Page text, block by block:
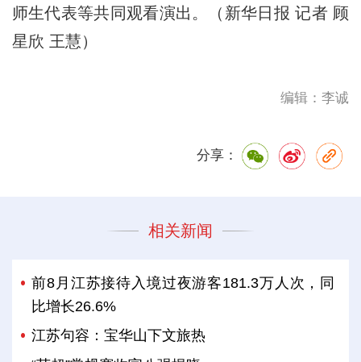
师生代表等共同观看演出。（新华日报 记者 顾
星欣 王慧）
编辑：李诚
分享：
相关新闻
前8月江苏接待入境过夜游客181.3万人次，同
比增长26.6%
江苏句容：宝华山下文旅热